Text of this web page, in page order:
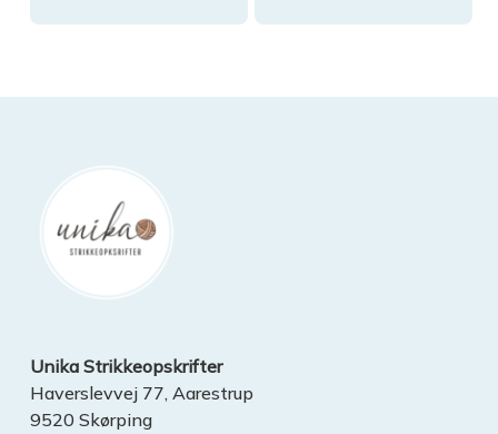
Unika Strikkeopskrifter
Haverslevvej 77, Aarestrup
9520 Skørping